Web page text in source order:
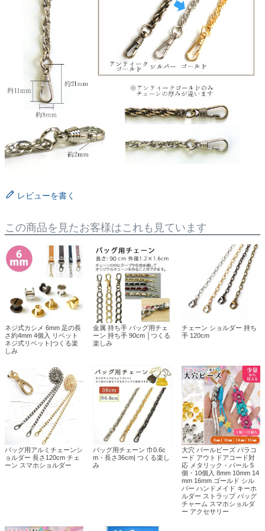
レビューを書く
この商品を見たお客様はこれも見ています
ネジ式カシメ 6mm 足の長
さ約4mm 4個入 リベット
ネジ式リベット|つくる楽
しみ
金属 持ち手 バッグ用チェ
ーン 持ち手 90cm │つくる
楽しみ
チェーン ショルダー 持ち
手 120cm
バッグ用アルミチェーンシ
ョルダー 長さ120cm チェ
ーン スマホショルダー
バッグ用チェーン 巾0.6c
m・長さ36cm| つくる楽し
み
大穴 パールビーズ パラコ
ード アウトドアコード対
応 メタリック・パール 5
個・10個入 8mm 10mm 14
mm 16mm ゴールド シル
バー ハンドメイド キーホ
ルダー ストラップ バッグ
チャーム スマホショルダ
ー アクセサリー